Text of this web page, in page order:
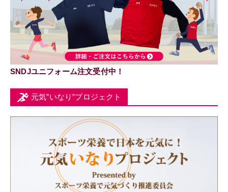
SNDJユニフォーム注文受付中！
元気”いなり”プロジェクト